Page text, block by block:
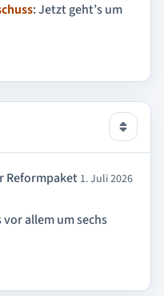
: Jetzt geht’s um
Reformpaket 1. Juli 2026
vor allem um sechs